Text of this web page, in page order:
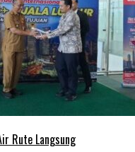
Rute Langsung